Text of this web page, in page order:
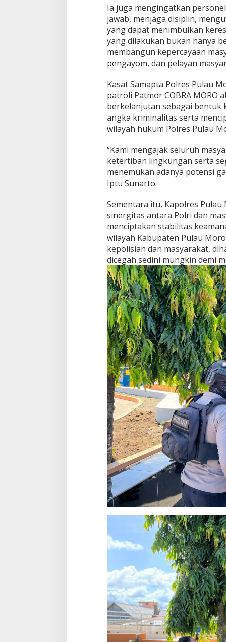
H
A
T
A
N
J
A
A
N
A
N
Ia juga mengingatkan
jawab, menjaga disiplin,
yang dapat menimbulkan
yang dilakukan bukan hanya
membangun kepercayaan
pengayom, dan pelayan
Kasat Samapta Polres Pulau
patroli Patmor COBRA MORO
berkelanjutan sebagai bentuk
angka kriminalitas serta
wilayah hukum Polres Pulau
“Kami mengajak seluruh
ketertiban lingkungan serta
menemukan adanya potensi
Iptu Sunarto.
Sementara itu, Kapolres Pulau
sinergitas antara Polri dan
menciptakan stabilitas
wilayah Kabupaten Pulau
kepolisian dan masyarakat,
dicegah sedini mungkin demi